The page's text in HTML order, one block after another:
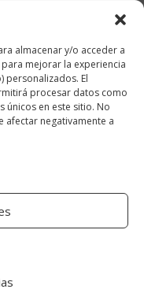
almacenar y/o acceder a
mejorar la experiencia
personalizados. El
procesar datos como
únicos en este sitio. No
afectar negativamente a